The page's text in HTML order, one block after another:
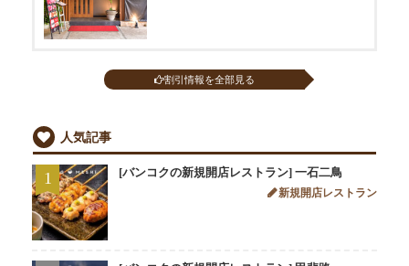
割引情報を全部見る
人気記事
1 [バンコクの新規開店レストラン] 一石二鳥
新規開店レストラン